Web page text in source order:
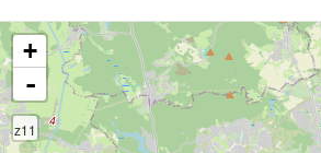
+
-
z11